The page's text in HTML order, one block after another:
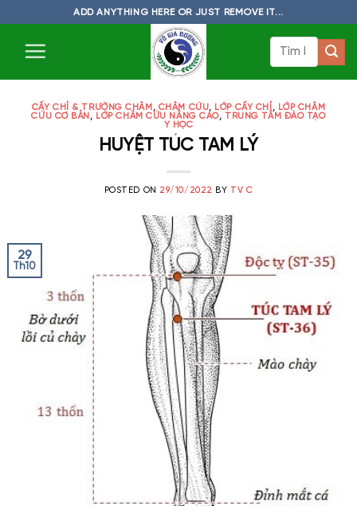
content
ADD ANYTHING HERE OR JUST REMOVE IT...
CẤY CHỈ & TRƯỜNG CHÂM , CHÂM CỨU, LỚP CẤY CHỈ , LỚP CHÂM
CỨU CƠ BẢN , LỚP CHÂM CỨU NÂNG CAO, TRUNG TÂM ĐÀO TẠO
Y HỌC
HUYỆT TÚC TAM LÝ
POSTED ON 29/10/2022 BY TV C
29
Th10